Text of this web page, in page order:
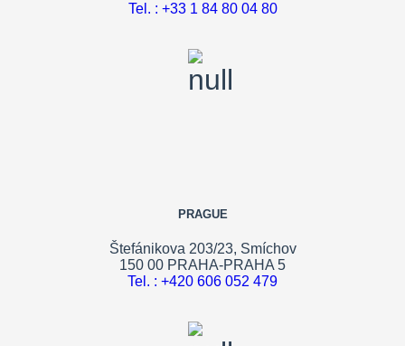
Tel. : +33 1 84 80 04 80
PRAGUE
Štefánikova 203/23, Smíchov
150 00 PRAHA-PRAHA 5
Tel. : +420 606 052 479